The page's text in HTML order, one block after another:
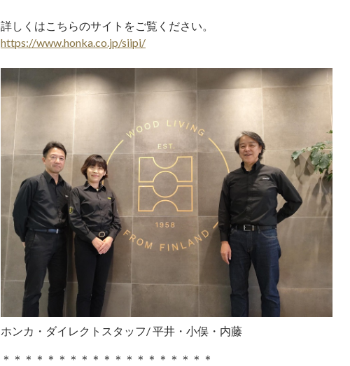
詳しくはこちらのサイトをご覧ください。
https://www.honka.co.jp/siipi/
ホンカ・ダイレクトスタッフ/ 平井・小俣・内藤
＊＊＊＊＊＊＊＊＊＊＊＊＊＊＊＊＊＊＊